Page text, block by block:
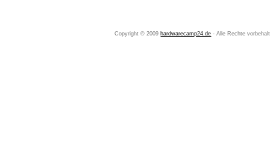
Copyright © 2009 hardwarecamp24.de - Alle Rechte